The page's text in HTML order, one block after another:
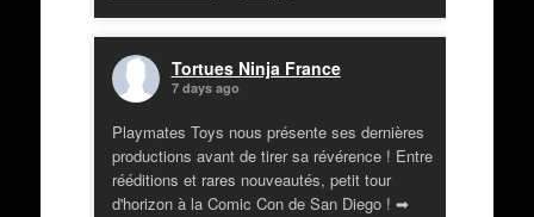
Tortues Ninja France
7 days ago
Playmates Toys nous présente ses dernières
productions avant de tirer sa révérence ! Entre
rééditions et rares nouveautés, petit tour
d'horizon à la Comic Con de San Diego ! ➡